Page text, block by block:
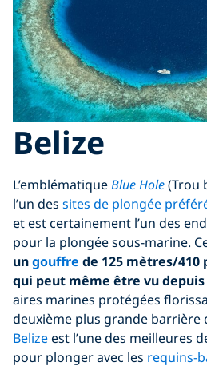
Belize
L’emblématiqueBlue Hole(Trou
l’un des sites de plongée
et est certainement l’un des
pour la plongée sous-marine.
ungouffre de 125 mètres/410
qui peut même être vu depuis
aires marines protégées
deuxième plus grande barrière
Belizeest l’une des meilleures
pour plonger avec les requins-